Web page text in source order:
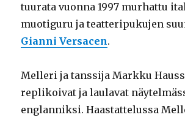
tuurata vuonna 1997 murhattu
muotiguru ja teatteripukujen
Gianni Versacen.
Melleri ja tanssija Markku
replikoivat ja laulavat
englanniksi. Haastattelussa